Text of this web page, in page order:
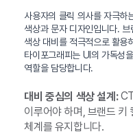
사용자의 클릭 의사를 자극하
색상과 문자 디자인입니다.
색상 대비를 적극적으로 활용
타이포그래피는 UI의 가독성
역할을 담당합니다.
대비 중심의 색상 설계:
이루어야 하며, 브랜드 키
체계를 유지합니다.